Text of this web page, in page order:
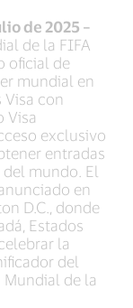
de 2025 –
de la FIFA
oficial de
mundial en
con
Visa
exclusivo
entradas
mundo. El
en
D.C., donde
Estados
la
del
de la